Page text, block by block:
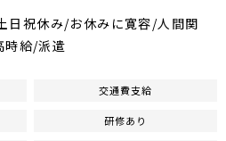
日祝休み/お休みに寛容/人間関
給/派遣
交通費支給
研修あり